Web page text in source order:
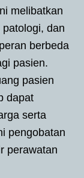
melibatkan
dan
berbeda
pasien.
pasien
dapat
serta
pengobatan
perawatan